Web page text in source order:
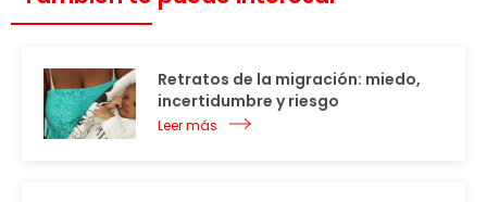
Retratos de la migración: miedo,
incertidumbre y riesgo
Leer más